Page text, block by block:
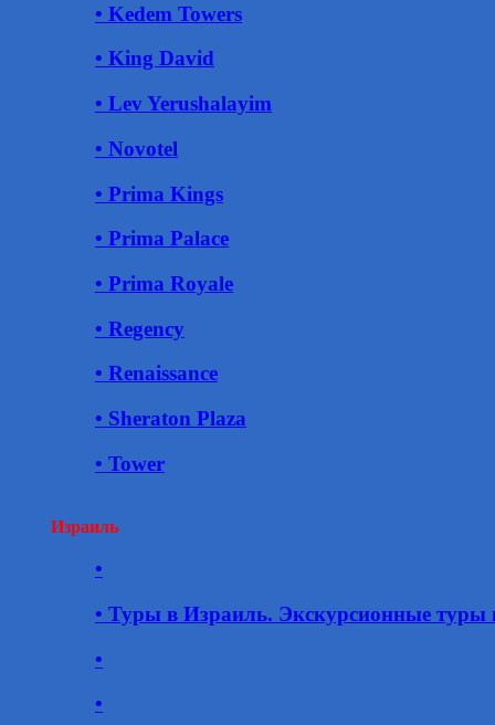
• Kedem Towers
• King David
• Lev Yerushalayim
• Novotel
• Prima Kings
• Prima Palace
• Prima Royale
• Regency
• Renaissance
• Sheraton Plaza
• Tower
Израиль
•
• Туры в Израиль. Экскурсионные
•
•